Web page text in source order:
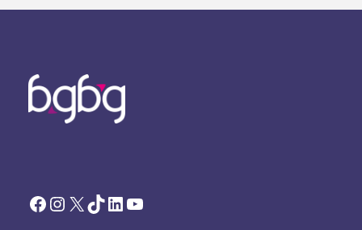
Facebook Instagram X TikTok LinkedIn YouTube